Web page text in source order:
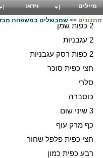
2 כפות שמן
2 עגבניות
2 כפות רסק עגבניות
חצי כפית סוכר
סלרי
כוסברה
3 שיני שום
כף מרק עוף
חצי כפית פלפל שחור
רבע כפית כמון
מיילים וידאו
מתכונים >> שמבשלים במשפחת